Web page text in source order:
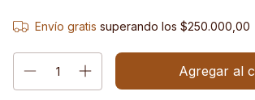
Envío gratis superando los $250.000,00